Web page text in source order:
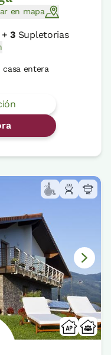
en mapa
+3 Supletorias
casa entera